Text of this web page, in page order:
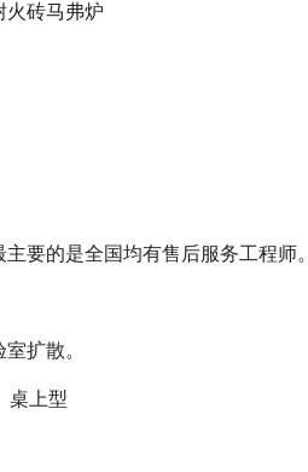
火砖马弗炉
要的是全国均有售后服务工程师。
扩散。
桌上型